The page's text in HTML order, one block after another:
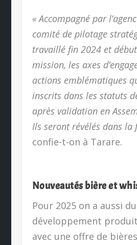
« Accompagné par
comité de pilotage
travaillé fin 2024 et
mission, les axes
actions emblématiques
inscrits dans les statuts
après validation en
Ils seront révélés dans la
confie-t-on à Tarare.
Nouveautés bière et
Pour 2025 on a aussi du
développement
avec une offre de